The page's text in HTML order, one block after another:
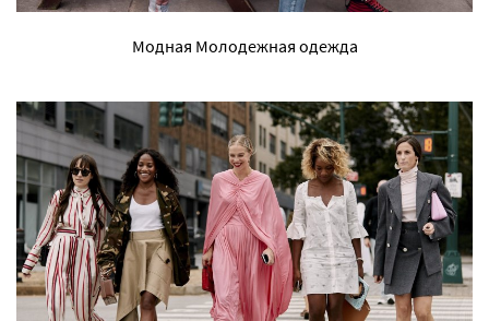
Модная Молодежная одежда